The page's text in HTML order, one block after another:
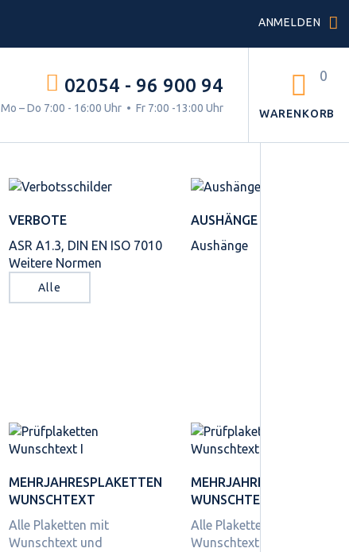
ANMELDEN
WARENKORB
0
02054 - 96 900 94
Mo – Do 7:00 - 16:00 Uhr • Fr 7:00 -13:00 Uhr
VERBOTE
ASR A1.3, DIN EN ISO 7010
Weitere Normen
Alle
AUSHÄNGE
Aushänge
MEHRJAHRES­PLAKETTEN
WUNSCHTEXT
Alle Plaketten mit
Wunschtext und
MEHRJAHRES­PLAKETTEN
WUNSCHTEXT
Alle Plaketten mit
Wunschtext und